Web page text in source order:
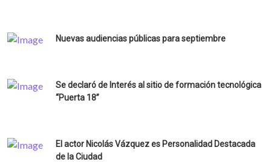
Nuevas audiencias públicas para septiembre
Se declaró de Interés al sitio de formación tecnológica
“Puerta 18”
El actor Nicolás Vázquez es Personalidad Destacada
de la Ciudad